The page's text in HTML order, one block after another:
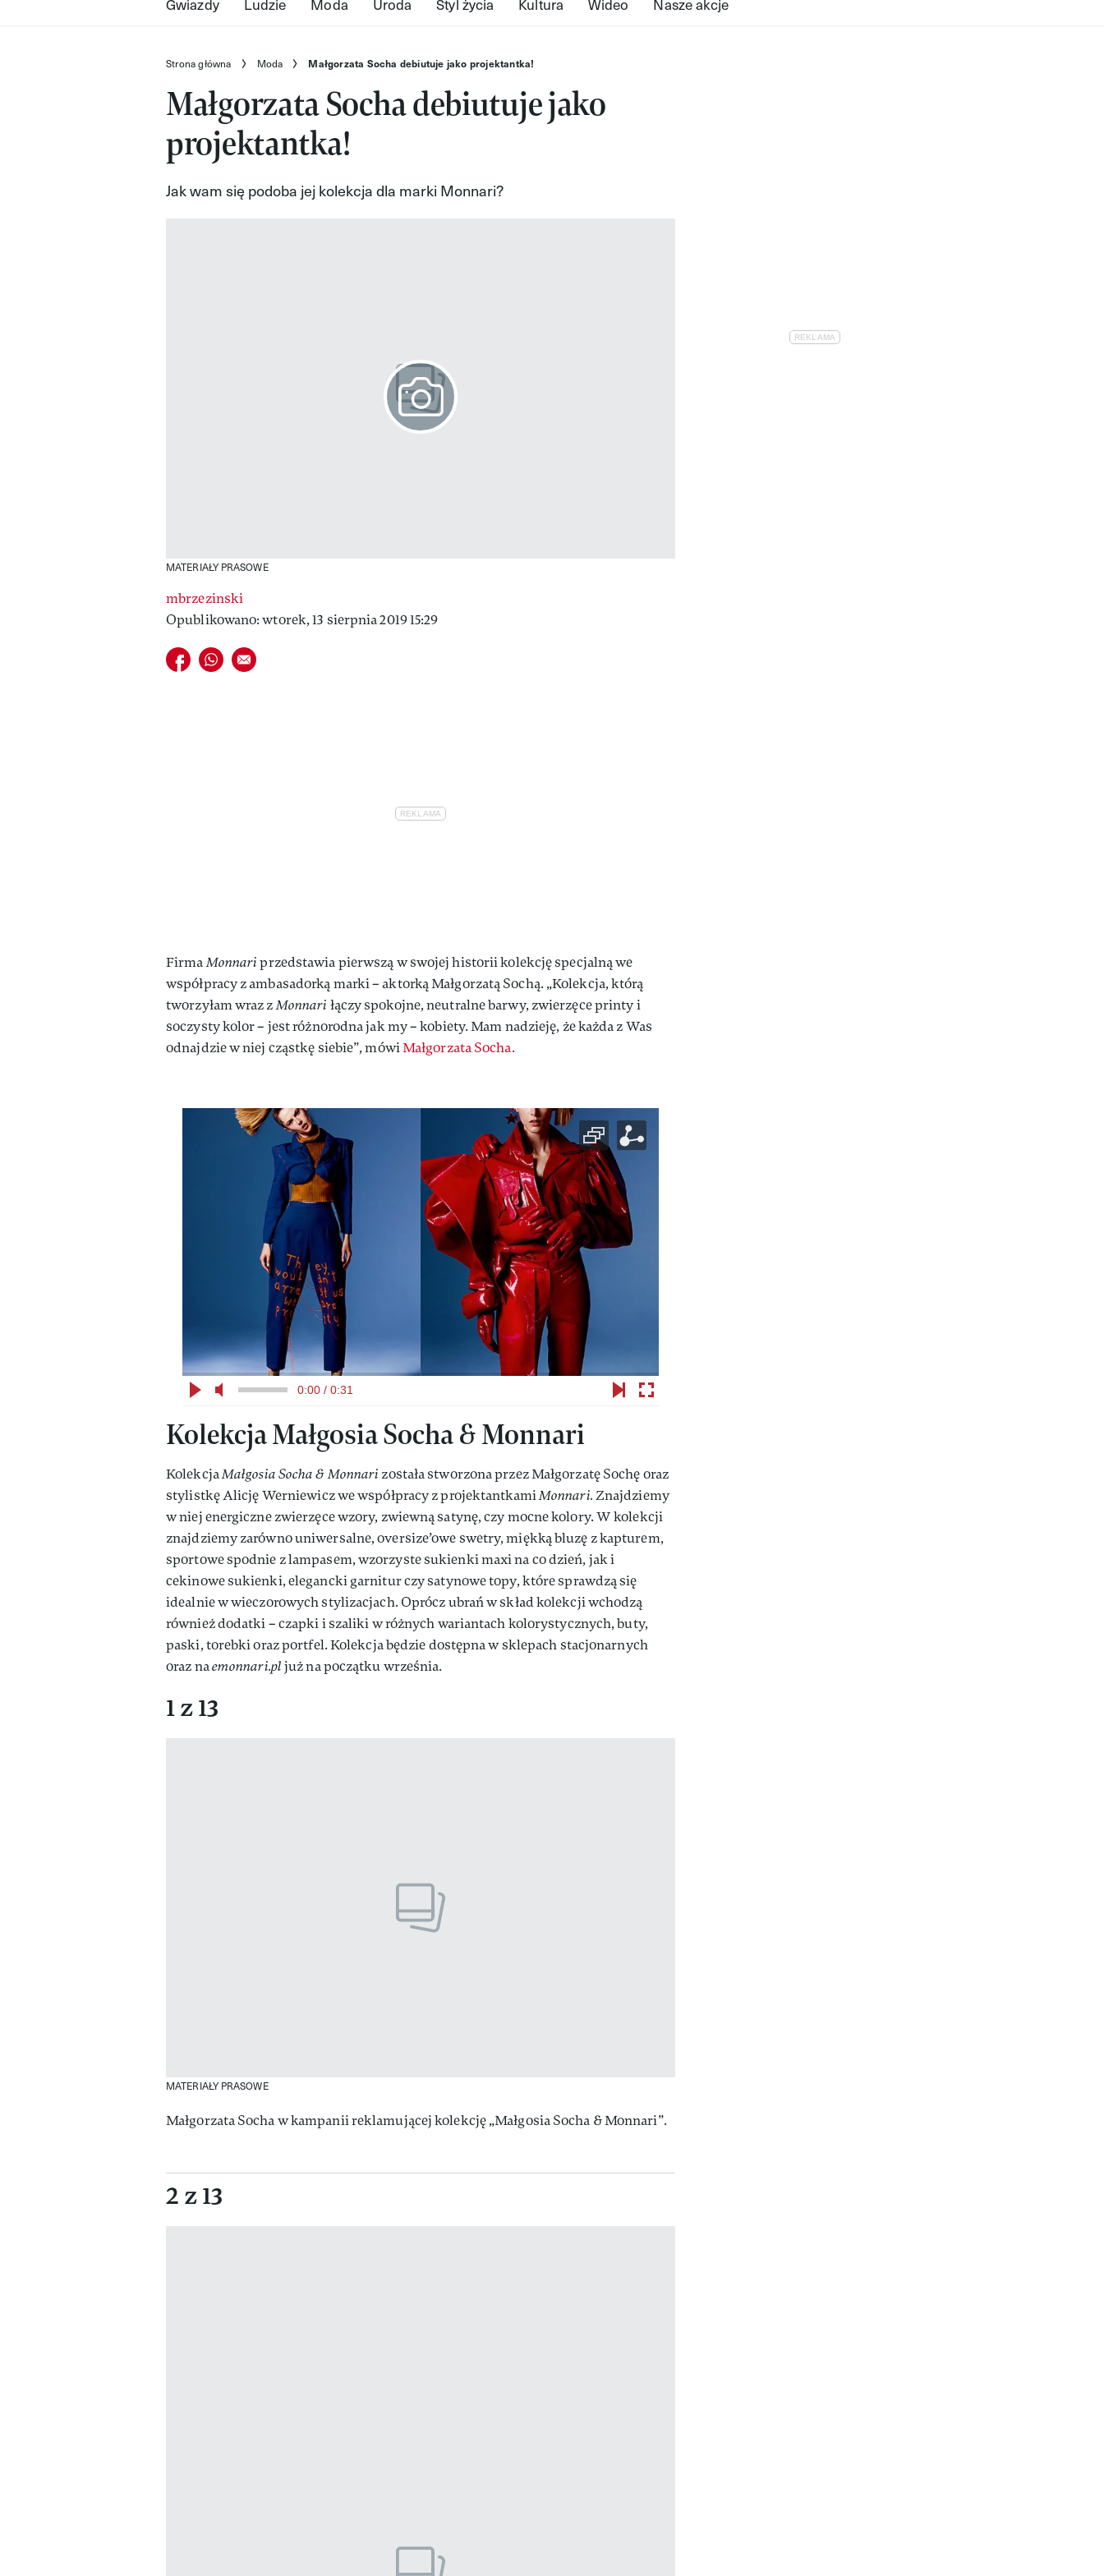
Strona główna Moda Małgorzata Socha debiutuje jako projektantka!
Małgorzata Socha debiutuje jako
projektantka!
Jak wam się podoba jej kolekcja dla marki Monnari?
MATERIAŁY PRASOWE
mbrzezinski
Opublikowano: wtorek, 13 sierpnia 2019 15:29
Udostępnij na facebook
Udostępnij na whatsapp
E-mail do przyjaciela
FirmaMonnariprzedstawia pierwszą w swojej historii kolekcję specjalną we
współpracy z ambasadorką marki – aktorką Małgorzatą Sochą. „Kolekcja, którą
tworzyłam wraz zMonnari łączy spokojne, neutralne barwy, zwierzęce printy i
soczysty kolor – jest różnorodna jak my – kobiety. Mam nadzieję, że każda z Was
odnajdzie w niej cząstkę siebie”, mówiMałgorzata Socha.
0:00 / 0:31
Kolekcja Małgosia Socha & Monnari
KolekcjaMałgosia Socha & Monnari została stworzona przez Małgorzatę Sochę oraz
stylistkę Alicję Werniewicz we współpracy z projektantkamiMonnari.Znajdziemy
w niej energiczne zwierzęce wzory, zwiewną satynę, czy mocne kolory. W kolekcji
znajdziemy zarówno uniwersalne, oversize’owe swetry, miękką bluzę z kapturem,
sportowe spodnie z lampasem, wzorzyste sukienki maxi na co dzień, jak i
cekinowe sukienki, elegancki garnitur czy satynowe topy, które sprawdzą się
idealnie w wieczorowych stylizacjach. Oprócz ubrań w skład kolekcji wchodzą
również dodatki – czapki i szaliki w różnych wariantach kolorystycznych, buty,
paski, torebki oraz portfel. Kolekcja będzie dostępna w sklepach stacjonarnych
oraz naemonnari.pljuż na początku września.
1 z 13
MATERIAŁY PRASOWE
Małgorzata Socha w kampanii reklamującej kolekcję „Małgosia Socha & Monnari”.
2 z 13